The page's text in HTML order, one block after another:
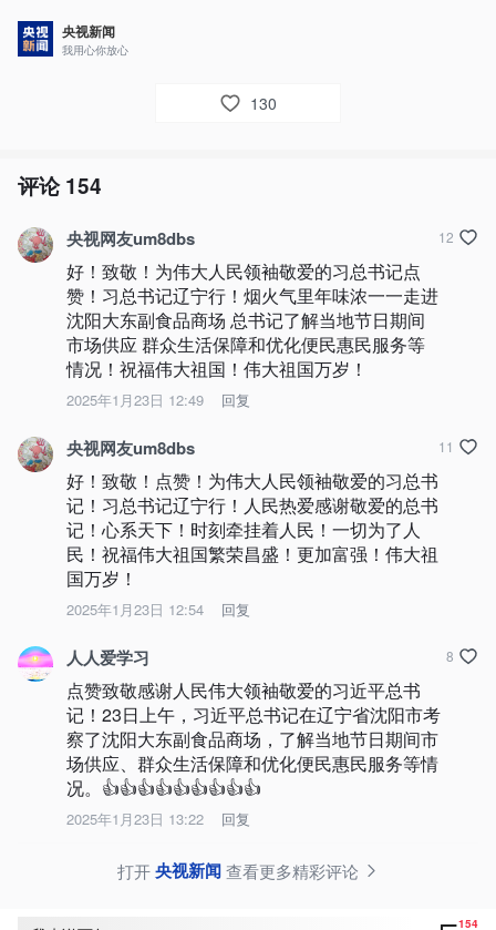
央视新闻
我用心你放心
130
评论154
央视网友um8dbs
好！致敬！为伟大人民领袖敬爱的习总书记点
赞！习总书记辽宁行！烟火气里年味浓一一走进
沈阳大东副食品商场 总书记了解当地节日期间
市场供应 群众生活保障和优化便民惠民服务等
情况！祝福伟大祖国！伟大祖国万岁！
2025年1月23日 12:49 回复
12
央视网友um8dbs
好！致敬！点赞！为伟大人民领袖敬爱的习总书
记！习总书记辽宁行！人民热爱感谢敬爱的总书
记！心系天下！时刻牵挂着人民！一切为了人
民！祝福伟大祖国繁荣昌盛！更加富强！伟大祖
国万岁！
2025年1月23日 12:54 回复
11
人人爱学习
点赞致敬感谢人民伟大领袖敬爱的习近平总书
记！23日上午，习近平总书记在辽宁省沈阳市考
察了沈阳大东副食品商场，了解当地节日期间市
场供应、群众生活保障和优化便民惠民服务等情
况。👍👍👍👍👍👍👍👍👍
2025年1月23日 13:22 回复
8
打开央视新闻查看更多精彩评论
154